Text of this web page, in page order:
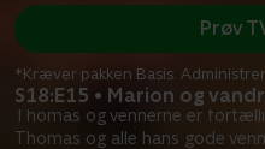
S18:E15 • Marion og
Thomas og vennerne er
Thomas og alle hans gode
Prøv
*Kræver pakken Basis.